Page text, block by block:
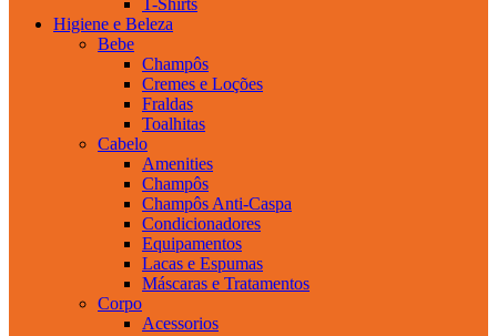
Higiene e Beleza
Bebe
Champôs
Cremes e Loções
Fraldas
Toalhitas
Cabelo
Amenities
Champôs
Champôs Anti-Caspa
Condicionadores
Equipamentos
Lacas e Espumas
Máscaras e Tratamentos
Corpo
Acessorios